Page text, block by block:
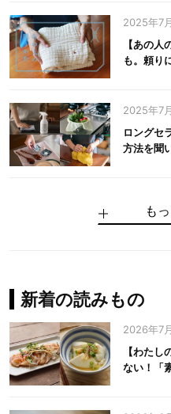
2025年7
【あの
も。頼り
2025年7
ロングセ
方法を聞
手仕事だ
麻の老舗
中川政七
100年先
中川政七
【わたし
も
新着の読みもの
2026年7
【わた
ない！「